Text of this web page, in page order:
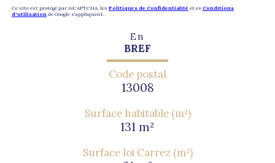
Ce site est protégé par reCAPTCHA, les Politiques de Confidentialité et es Conditions
d'utilisation de Google s'appliquent.
En
BREF
Code postal
13008
Surface habitable (m²)
131 m²
Surface loi Carrez (m²)